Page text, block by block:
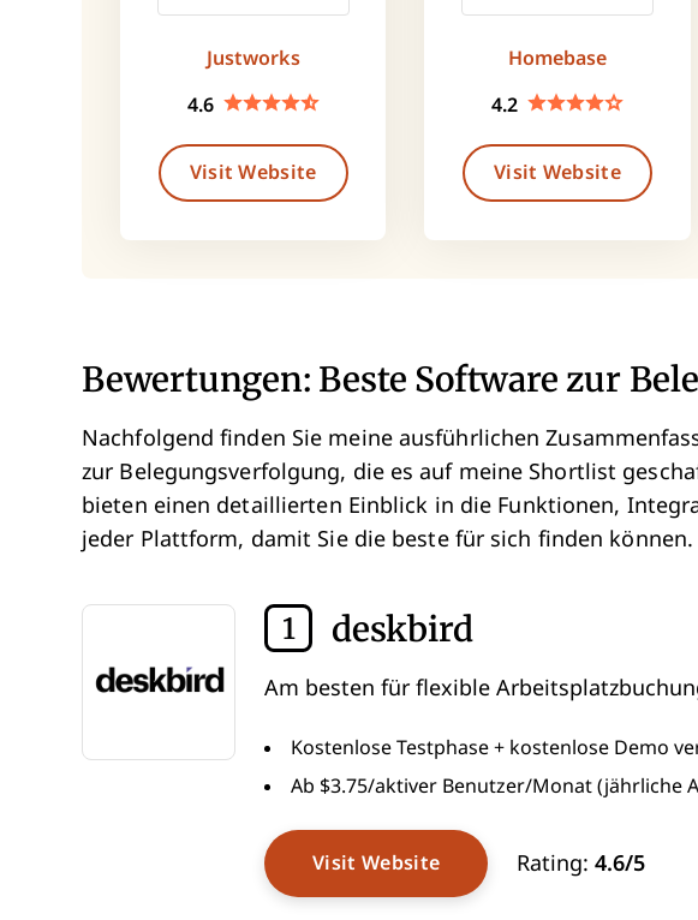
Justworks
4.6
Visit Website
Homebase
4.2
Visit Website
Bewertungen: Beste Software zur
Nachfolgend finden Sie meine ausführlichen
zur Belegungsverfolgung, die es auf meine Shortlist
bieten einen detaillierten Einblick in die Funktionen,
jeder Plattform, damit Sie die beste für sich finden können.
1 deskbird
Am besten für flexible
Kostenlose Testphase + kostenlose Demo
Ab $3.75/aktiver Benutzer/Monat (jährliche
Visit Website Rating: 4.6/5